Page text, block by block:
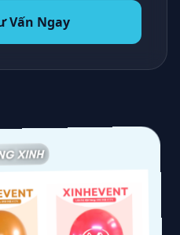
Vấn Ngay
Xinh